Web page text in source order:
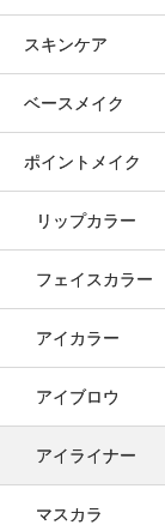
スキンケア
ベースメイク
ポイントメイク
リップカラー
フェイスカラー
アイカラー
アイブロウ
アイライナー
マスカラ